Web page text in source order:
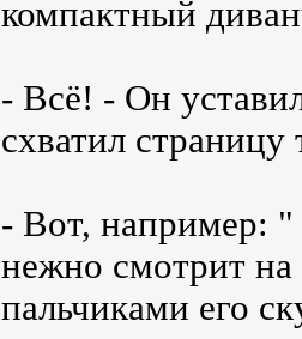
компактный
- Всё! - Он
схватил страницу
- Вот, например: "
нежно смотрит
пальчиками его